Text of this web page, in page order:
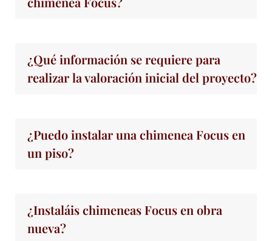
¿Qué información se requiere para
realizar la valoración inicial del proyecto?
¿Puedo instalar una chimenea Focus en
un piso?
¿Instaláis chimeneas Focus en obra
nueva?